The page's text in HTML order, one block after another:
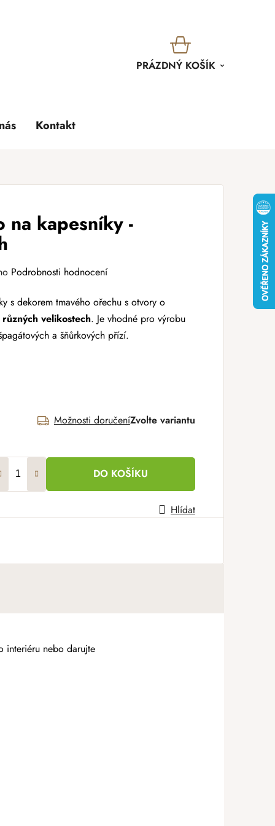
KOŠÍK
PRÁZDNÝ KOŠÍK
Kontakt
na kapesníky -
Podrobnosti hodnocení
s dekorem tmavého ořechu s otvory o
velikostech. Je vhodné pro výrobu
a šňůrkových přízí.
Možnosti doručeníZvolte variantu
DO KOŠÍKU
Hlídat
interiéru nebo darujte